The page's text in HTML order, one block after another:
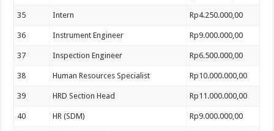
35 Intern Rp4.250.000,00
36 Instrument Engineer Rp9.000.000,00
37 Inspection Engineer Rp6.500.000,00
38 Human Resources Specialist Rp10.000.000,00
39 HRD Section Head Rp11.000.000,00
40 HR (SDM) Rp9.000.000,00